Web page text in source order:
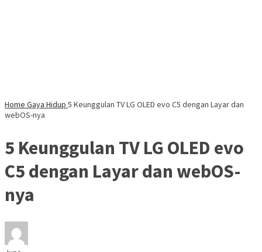
Home Gaya Hidup 5 Keunggulan TV LG OLED evo C5 dengan Layar dan
webOS-nya
5 Keunggulan TV LG OLED evo
C5 dengan Layar dan webOS-
nya